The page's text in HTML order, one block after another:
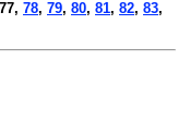
77, 78, 79, 80, 81, 82, 83,